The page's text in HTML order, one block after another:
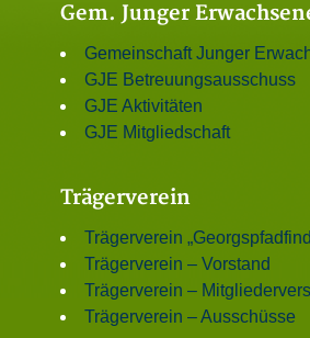
Gem. Junger
Gemeinschaft Junger
GJE Betreuungsausschuss
GJE Aktivitäten
GJE Mitgliedschaft
Trägerverein
Trägerverein
Trägerverein – Vorstand
Trägerverein –
Trägerverein – Ausschüsse